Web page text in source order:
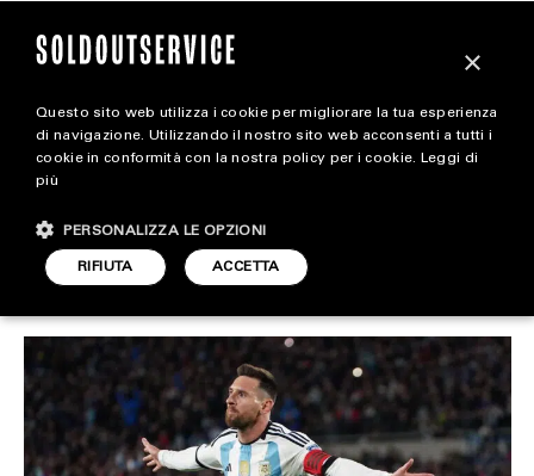
extra
ALL EXTRA
ART & DESIGN
CINEMA
FOOD & BEVERAGE
HOUSE
LIFESTYLE
La nuova casa di Lionel
Messi a Miami
HOUSE
12 SETTEMBRE 2023
×
Questo sito web utilizza i cookie per migliorare la tua esperienza
di navigazione. Utilizzando il nostro sito web acconsenti a tutti i
cookie in conformità con la nostra policy per i cookie. Leggi di
più
ACCETTA
RIFIUTA
PERSONALIZZA LE OPZIONI